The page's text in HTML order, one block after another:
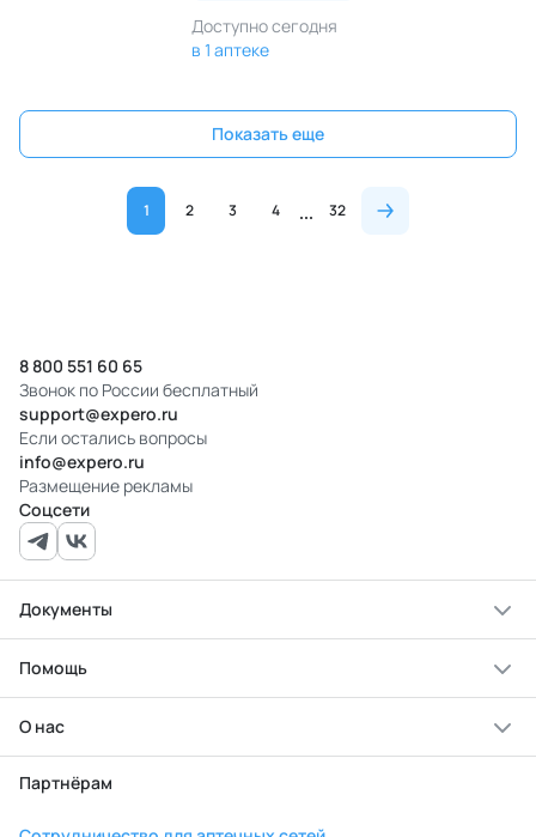
Доступно сегодня
в 1 аптеке
Показать еще
1 2 3 4 32
8 800 551 60 65
Звонок по России бесплатный
support@expero.ru
Если остались вопросы
info@expero.ru
Размещение рекламы
Соцсети
Документы
Помощь
О нас
Партнёрам